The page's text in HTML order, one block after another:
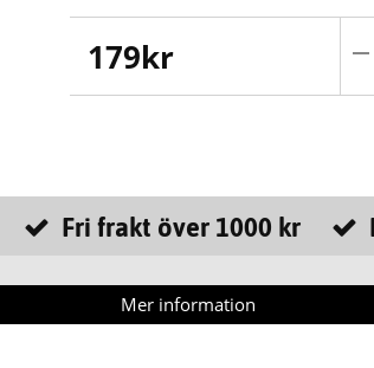
179kr
Fri frakt över 1000 kr
Mer information